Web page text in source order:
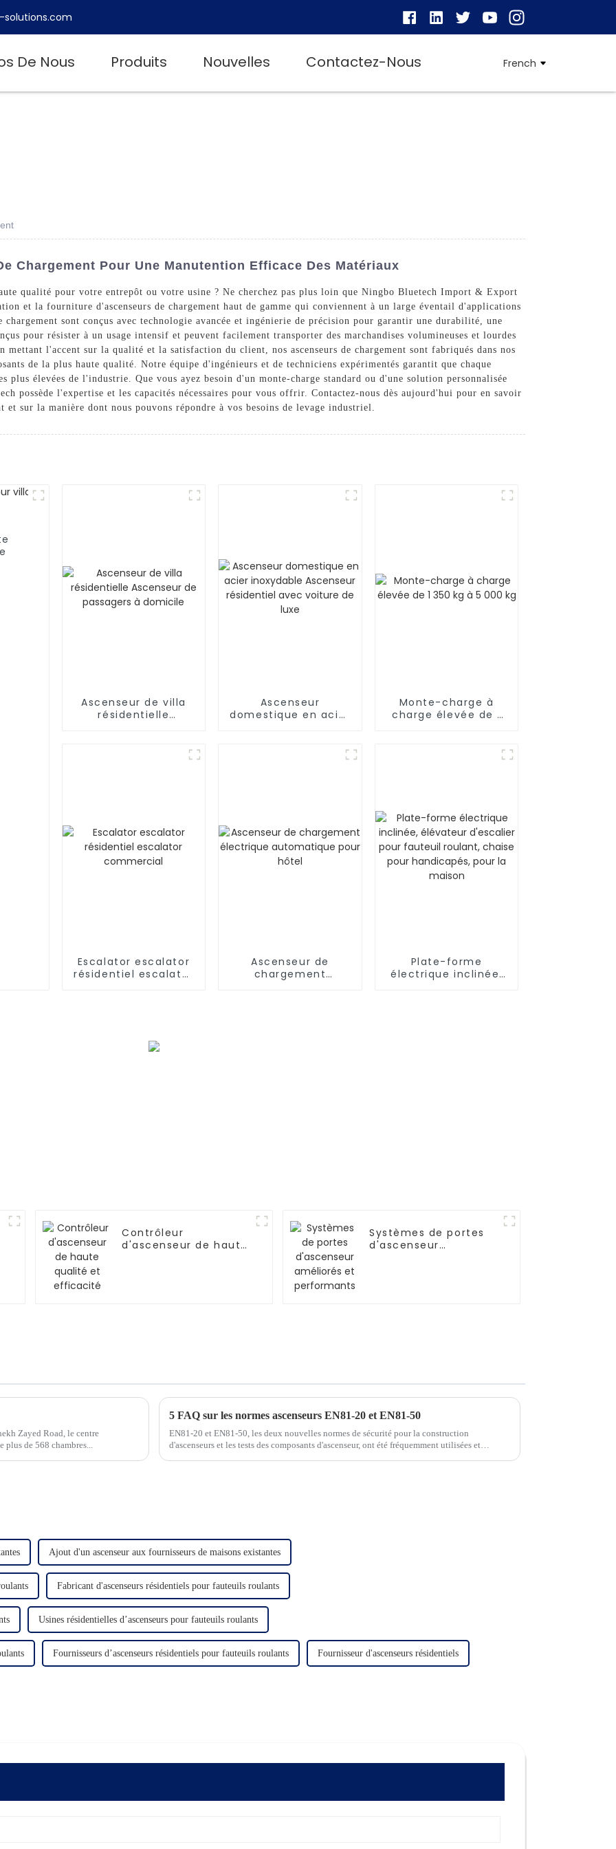
solutions.com
De Nous Produits Nouvelles Contactez-Nous French
Chargement Pour Une Manutention Efficace Des Matériaux
qualité pour votre entrepôt ou votre usine ? Ne cherchez pas plus loin que Ningbo Bluetech Import & Export
et la fourniture d'ascenseurs de chargement haut de gamme qui conviennent à un large éventail d'applications
chargement sont conçus avec technologie avancée et ingénierie de précision pour garantir une durabilité, une
pour résister à un usage intensif et peuvent facilement transporter des marchandises volumineuses et lourdes
l'accent sur la qualité et la satisfaction du client, nos ascenseurs de chargement sont fabriqués dans nos
de la plus haute qualité. Notre équipe d'ingénieurs et de techniciens expérimentés garantit que chaque
plus élevées de l'industrie. Que vous ayez besoin d'un monte-charge standard ou d'une solution personnalisée
possède l'expertise et les capacités nécessaires pour vous offrir. Contactez-nous dès aujourd'hui pour en savoir
et sur la manière dont nous pouvons répondre à vos besoins de levage industriel.
Ascenseur de villa
résidentielle
Ascenseur
domestique en acier
Monte-charge à
charge élevée de 1
Escalator escalator
résidentiel escalator
Ascenseur de
chargement
Plate-forme
électrique inclinée,
Contrôleur
d'ascenseur de haute
Systèmes de portes
d'ascenseur
Zayed Road, le centre
de 568 chambres...
5 FAQ sur les normes ascenseurs EN81-20 et EN81-50
EN81-20 et EN81-50, les deux nouvelles normes de sécurité pour la construction
d'ascenseurs et les tests des composants d'ascenseur, ont été fréquemment utilisées et
Ajout d'un ascenseur aux fournisseurs de maisons existantes
Fabricant d'ascenseurs résidentiels pour fauteuils roulants
Usines résidentielles d’ascenseurs pour fauteuils roulants
Fournisseurs d’ascenseurs résidentiels pour fauteuils roulants Fournisseur d'ascenseurs résidentiels